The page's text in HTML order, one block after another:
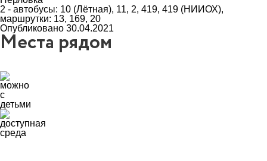
2 - автобусы: 10 (Лётная), 11, 2, 419, 419 (НИИОХ),
маршрутки: 13, 169, 20
Опубликовано 30.04.2021
Места рядом